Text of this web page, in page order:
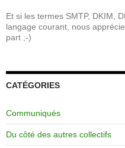
Et si les termes SMTP, DKIM,
langage courant, nous
part ;-)
CATÉGORIES
Communiqués
Du côté des autres collectifs